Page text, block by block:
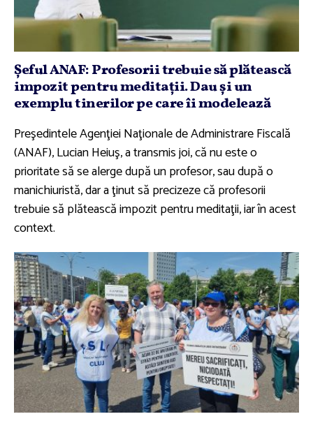
Şeful ANAF: Profesorii trebuie să plătească
impozit pentru meditaţii. Dau şi un
exemplu tinerilor pe care îi modelează
Preşedintele Agenţiei Naţionale de Administrare Fiscală
(ANAF), Lucian Heiuş, a transmis joi, că nu este o
prioritate să se alerge după un profesor, sau după o
manichiuristă, dar a ţinut să precizeze că profesorii
trebuie să plătească impozit pentru meditaţii, iar în acest
context.